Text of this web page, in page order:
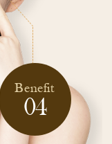
Benefit
04